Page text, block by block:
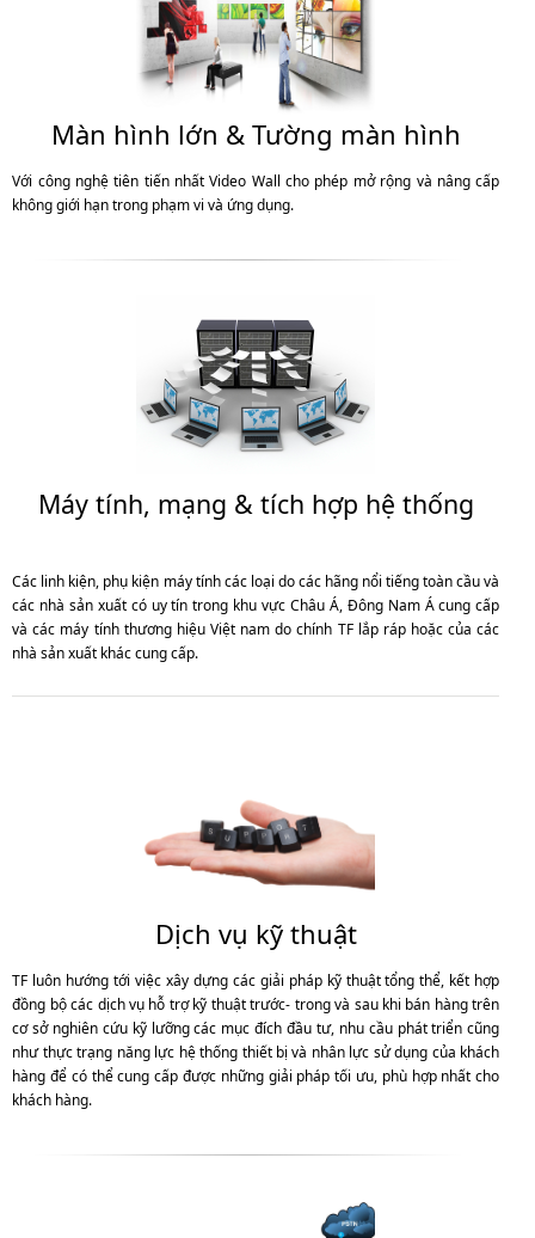
Màn hình lớn & Tường màn hình
Với công nghệ tiên tiến nhất Video Wall cho phép mở rộng và nâng cấp
không giới hạn trong phạm vi và ứng dụng.
Máy tính, mạng & tích hợp hệ thống
Các linh kiện, phụ kiện máy tính các loại do các hãng nổi tiếng toàn cầu và
các nhà sản xuất có uy tín trong khu vực Châu Á, Đông Nam Á cung cấp
và các máy tính thương hiệu Việt nam do chính TF lắp ráp hoặc của các
nhà sản xuất khác cung cấp.
Dịch vụ kỹ thuật
TF luôn hướng tới việc xây dựng các giải pháp kỹ thuật tổng thể, kết hợp
đồng bộ các dịch vụ hỗ trợ kỹ thuật trước- trong và sau khi bán hàng trên
cơ sở nghiên cứu kỹ lưỡng các mục đích đầu tư, nhu cầu phát triển cũng
như thực trạng năng lực hệ thống thiết bị và nhân lực sử dụng của khách
hàng để có thể cung cấp được những giải pháp tối ưu, phù hợp nhất cho
khách hàng.